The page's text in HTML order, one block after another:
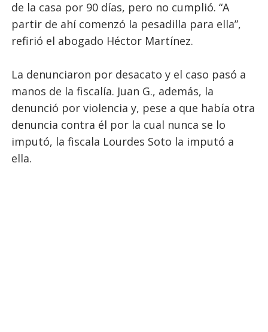
de la casa por 90 días, pero no cumplió. “A
partir de ahí comenzó la pesadilla para ella”,
refirió el abogado Héctor Martínez.
La denunciaron por desacato y el caso pasó a
manos de la fiscalía. Juan G., además, la
denunció por violencia y, pese a que había otra
denuncia contra él por la cual nunca se lo
imputó, la fiscala Lourdes Soto la imputó a
ella.